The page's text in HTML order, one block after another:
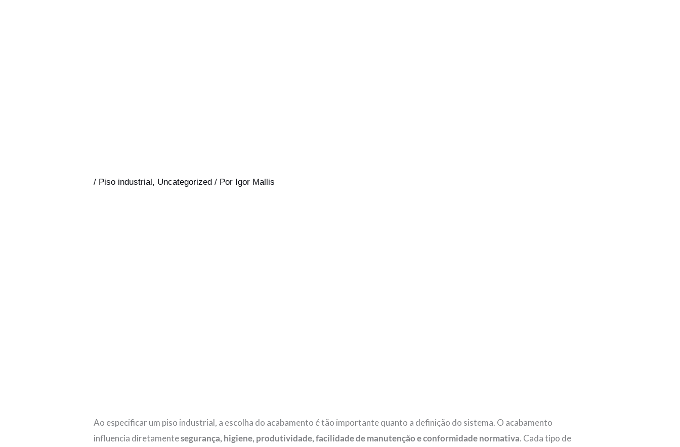
/ Piso industrial , Uncategorized / Por Igor Mallis
Ao especificar um piso industrial, a escolha do acabamento é tão importante quanto a definição do sistema. O acabamento
influencia diretamentesegurança, higiene, produtividade, facilidade de manutenção e conformidade normativa. Cada tipo de